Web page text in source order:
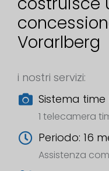
Vorarlberg
i nostri servizi:
Sistema
1 telecamera
Periodo: 16
Assistenza